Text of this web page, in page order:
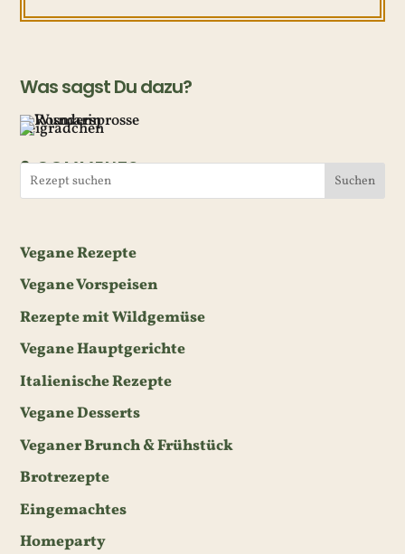
Was sagst Du dazu?
0 COMMENTS
Suchen
Vegane Rezepte
Vegane Vorspeisen
Rezepte mit Wildgemüse
Vegane Hauptgerichte
Italienische Rezepte
Vegane Desserts
Veganer Brunch & Frühstück
Brotrezepte
Eingemachtes
Homeparty